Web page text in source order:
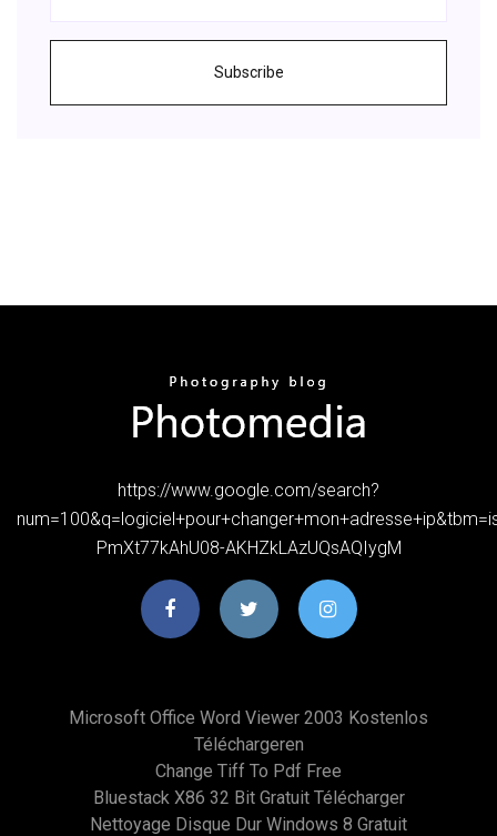
Subscribe
https://www.google.com/search?
PmXt77kAhU08-AKHZkLAzUQsAQIygM
Microsoft Office Word Viewer 2003 Kostenlos
Téléchargeren
Change Tiff To Pdf Free
Bluestack X86 32 Bit Gratuit Télécharger
Nettoyage Disque Dur Windows 8 Gratuit